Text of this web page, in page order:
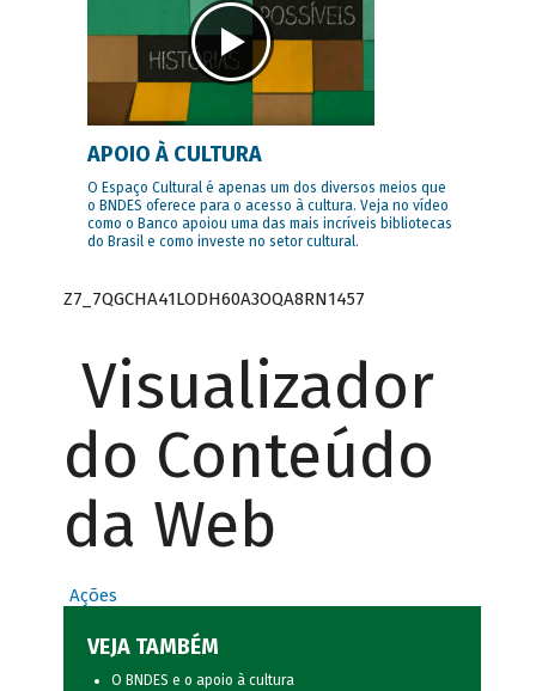
APOIO À CULTURA
O Espaço Cultural é apenas um dos diversos meios que
o BNDES oferece para o acesso à cultura. Veja no vídeo
como o Banco apoiou uma das mais incríveis bibliotecas
do Brasil e como investe no setor cultural.
Z7_7QGCHA41LODH60A3OQA8RN1457
Visualizador
do Conteúdo
da Web
Ações
VEJA TAMBÉM
O BNDES e o apoio à cultura